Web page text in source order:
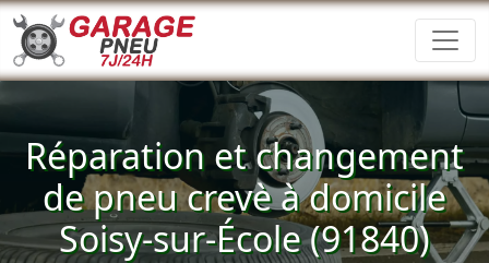
Réparation et changement
de pneu crevè à domicile
Soisy-sur-École (91840)